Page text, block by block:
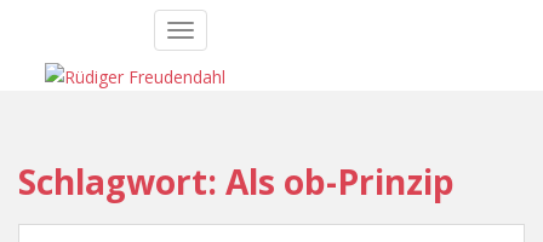
TOGGLE NAVIGATION
Schlagwort: Als ob-Prinzip